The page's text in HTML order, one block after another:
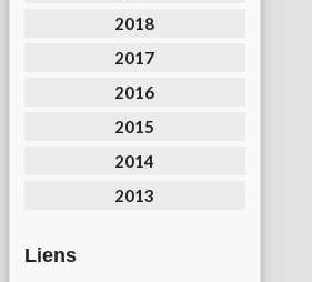
2018
2017
2016
2015
2014
2013
Liens